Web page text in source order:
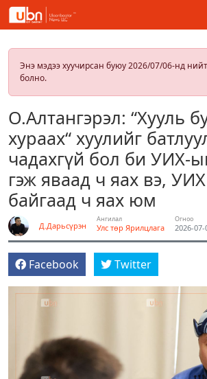
Энэ мэдээ хуучирсан буюу 2026/07/06-нд
болно.
О.Алтангэрэл: “Хууль
хураах“ хуулийг
чадахгүй бол би УИХ-
гэж яваад ч яах вэ,
байгаад ч яах юм
Д.Дарьсүрэн
Ангилал
Улс төр Ярилцлага
Огноо
2026-07-
Facebook Twitter